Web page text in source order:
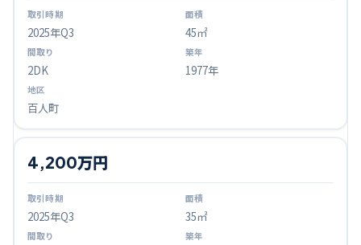
2025年Q3 45㎡
2DK 1977年
百人町
2025年Q3
4,200万円
35㎡